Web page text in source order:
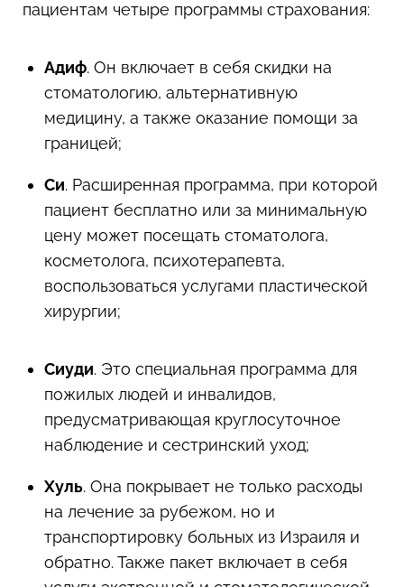
пациентам четыре программы страхования:
Адиф. Он включает в себя скидки на
стоматологию, альтернативную
медицину, а также оказание помощи за
границей;
Си. Расширенная программа, при которой
пациент бесплатно или за минимальную
цену может посещать стоматолога,
косметолога, психотерапевта,
воспользоваться услугами пластической
хирургии;
Сиуди. Это специальная программа для
пожилых людей и инвалидов,
предусматривающая круглосуточное
наблюдение и сестринский уход;
Хуль. Она покрывает не только расходы
на лечение за рубежом, но и
транспортировку больных из Израиля и
обратно. Также пакет включает в себя